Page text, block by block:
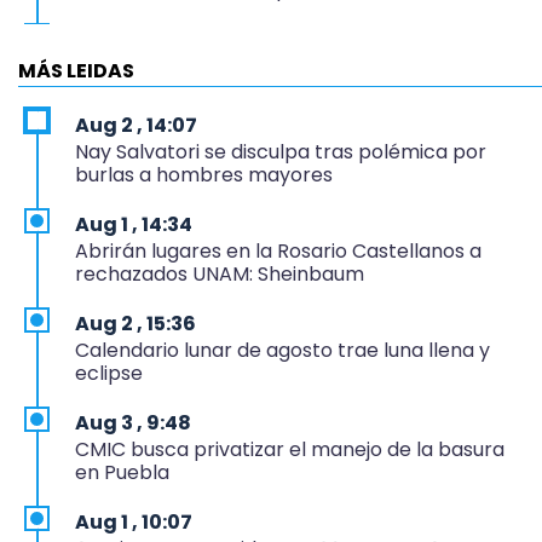
Directora de Orquesta Symphonia UDLAP dirige
agrupaciones de talla internacional
18:14
EE. UU. Sub-20 avanza a la final de CONCACAF
17:50
Van 17 denuncias por delitos ambientales, pero
no hay detenidos por incendios
17:01
Vecinos de Atlixco-Metepec denuncian
inseguridad en caminos alternos por obra
carretera
16:52
Vacían negocio de ropa en Tehuacán; pérdidas
superan los 100 mil pesos
16:49
MÁS LEIDAS
Aug 2 , 14:07
Nay Salvatori se disculpa tras polémica por
burlas a hombres mayores
Aug 1 , 14:34
Abrirán lugares en la Rosario Castellanos a
rechazados UNAM: Sheinbaum
Aug 2 , 15:36
Calendario lunar de agosto trae luna llena y
eclipse
Aug 3 , 9:48
CMIC busca privatizar el manejo de la basura
en Puebla
Aug 1 , 10:07